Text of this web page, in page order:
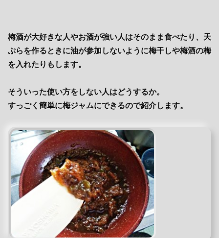
梅酒が大好きな人やお酒が強い人はそのまま食べたり、天
ぷらを作るときに油が参加しないように梅干しや梅酒の梅
を入れたりもします。
そういった使い方をしない人はどうするか。
すっごく簡単に梅ジャムにできるので紹介します。